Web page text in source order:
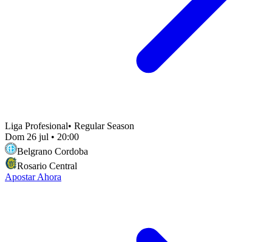
Liga Profesional• Regular Season
Dom 26 jul • 20:00
Belgrano Cordoba
Rosario Central
Apostar Ahora